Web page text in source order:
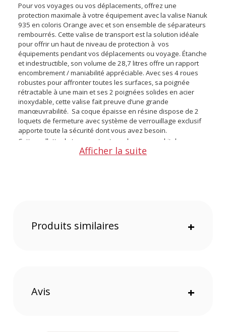
Pour vos voyages ou vos déplacements, offrez une
protection maximale à votre équipement avec la valise Nanuk
935 en coloris Orange avec et son ensemble de séparateurs
rembourrés. Cette valise de transport est la solution idéale
pour offrir un haut de niveau de protection à vos
équipements pendant vos déplacements ou voyage. Étanche
et indestructible, son volume de 28,7 litres offre un rapport
encombrement / maniabilité appréciable. Avec ses 4 roues
robustes pour affronter toutes les surfaces, sa poignée
rétractable à une main et ses 2 poignées solides en acier
inoxydable, cette valise fait preuve d’une grande
manœuvrabilité. Sa coque épaisse en résine dispose de 2
loquets de fermeture avec système de verrouillage exclusif
apporte toute la sécurité dont vous avez besoin.
Cette mallette de transport est vendue avec un kit de
séparateurs rembourrés spécifiquement dédié à la valise
Noir
Afficher la suite
Produits similaires +
Avis +